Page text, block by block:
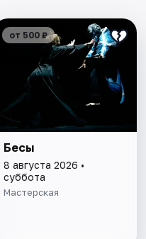
от 500 ₽
Бесы
8 августа 2026 •
суббота
Мастерская